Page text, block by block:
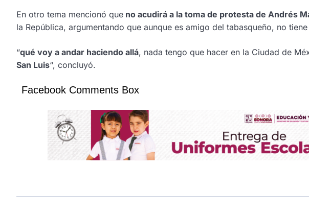
En otro tema mencionó que no acudirá a la toma de protesta de Andrés
la República, argumentando que aunque es amigo del tabasqueño, no
“qué voy a andar haciendo allá, nada tengo que hacer en la Ciudad de
San Luis“, concluyó.
Facebook Comments Box